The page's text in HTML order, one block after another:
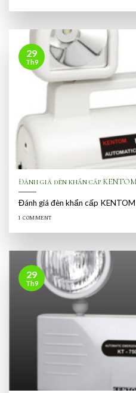
Đánh giá đèn khẩn cấp
Đánh giá đèn khẩn cấp
1 COMMENT
29
Th9
29
Th9